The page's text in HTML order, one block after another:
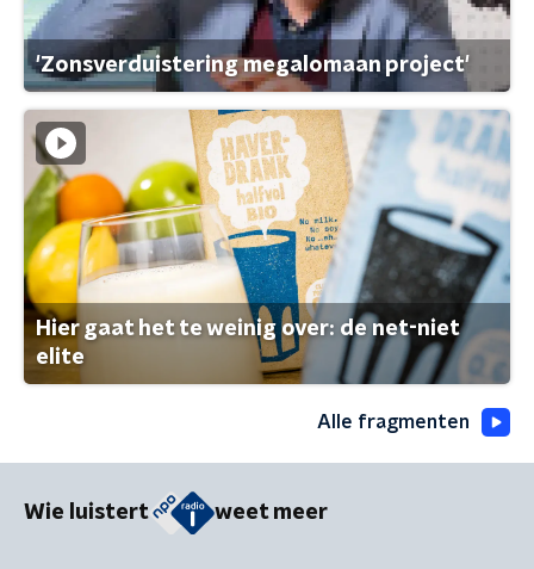
'Zonsverduistering megalomaan project'
Hier gaat het te weinig over: de net-niet
elite
Alle fragmenten
Wie luistert weet meer